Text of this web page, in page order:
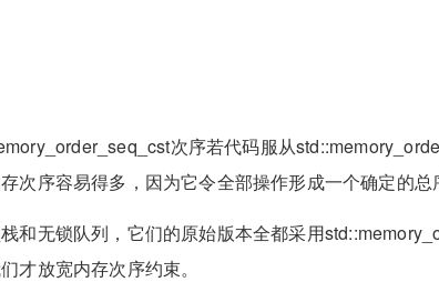
次序若代码服从
次序容易得多，因为它令全部操作形成一个确定的总
和无锁队列，它们的原始版本全都采用
才放宽内存次序约束。